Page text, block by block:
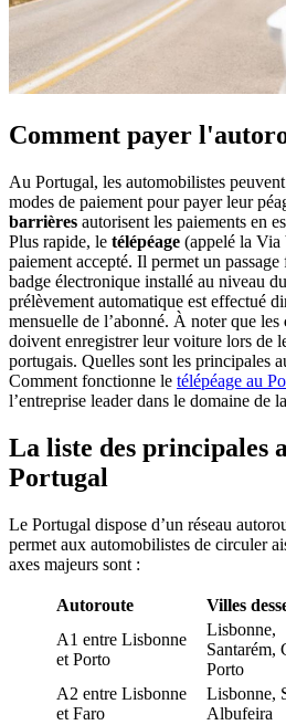
Comment payer
Au Portugal, les automobilistes
modes de paiement pour payer leur
barrières autorisent les paiements en
Plus rapide, le télépéage (appelé la Via
paiement accepté. Il permet un
badge électronique installé au niveau
prélèvement automatique est effectué
mensuelle de l’abonné. À noter que les
doivent enregistrer leur voiture lors de
portugais. Quelles sont les principales
Comment fonctionne le télépéage au
l’entreprise leader dans le domaine de
La liste des principales
Portugal
Le Portugal dispose d’un réseau
permet aux automobilistes de circuler
axes majeurs sont :
Autoroute Villes
A1 entre Lisbonne
et Porto
Lisbonne,
Santarém,
Porto
A2 entre Lisbonne
et Faro
Lisbonne,
Albufeira